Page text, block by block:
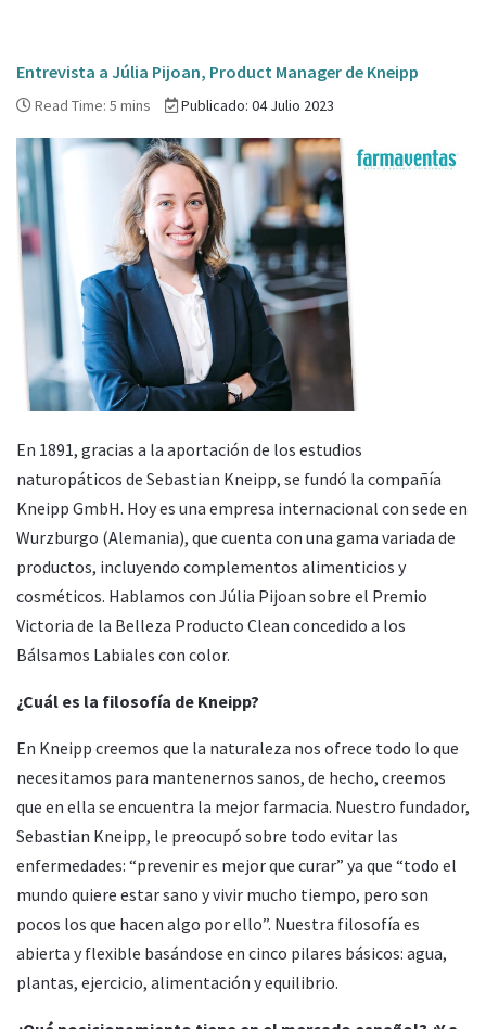
Entrevista a Júlia Pijoan, Product Manager de Kneipp
Read Time: 5 mins Publicado: 04 Julio 2023
En 1891, gracias a la aportación de los estudios
naturopáticos de Sebastian Kneipp, se fundó la compañía
Kneipp GmbH. Hoy es una empresa internacional con sede en
Wurzburgo (Alemania), que cuenta con una gama variada de
productos, incluyendo complementos alimenticios y
cosméticos. Hablamos con Júlia Pijoan sobre el Premio
Victoria de la Belleza Producto Clean concedido a los
Bálsamos Labiales con color.
¿Cuál es la filosofía de Kneipp?
En Kneipp creemos que la naturaleza nos ofrece todo lo que
necesitamos para mantenernos sanos, de hecho, creemos
que en ella se encuentra la mejor farmacia. Nuestro fundador,
Sebastian Kneipp, le preocupó sobre todo evitar las
enfermedades: “prevenir es mejor que curar” ya que “todo el
mundo quiere estar sano y vivir mucho tiempo, pero son
pocos los que hacen algo por ello”. Nuestra filosofía es
abierta y flexible basándose en cinco pilares básicos: agua,
plantas, ejercicio, alimentación y equilibrio.